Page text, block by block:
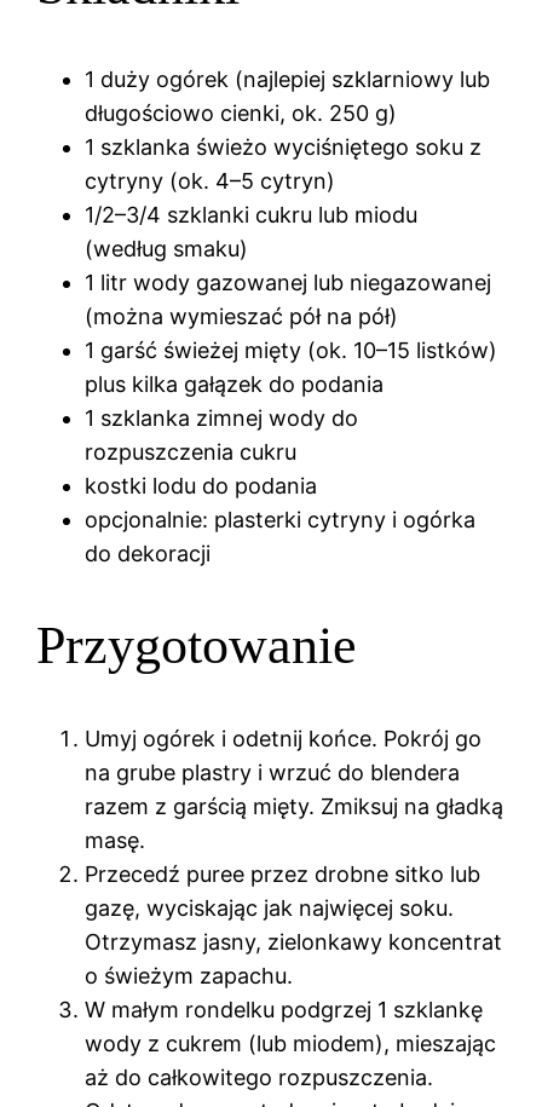
1 duży ogórek (najlepiej szklarniowy lub
długościowo cienki, ok. 250 g)
1 szklanka świeżo wyciśniętego soku z
cytryny (ok. 4–5 cytryn)
1/2–3/4 szklanki cukru lub miodu
(według smaku)
1 litr wody gazowanej lub niegazowanej
(można wymieszać pół na pół)
1 garść świeżej mięty (ok. 10–15 listków)
plus kilka gałązek do podania
1 szklanka zimnej wody do
rozpuszczenia cukru
kostki lodu do podania
opcjonalnie: plasterki cytryny i ogórka
do dekoracji
Przygotowanie
Umyj ogórek i odetnij końce. Pokrój go
na grube plastry i wrzuć do blendera
razem z garścią mięty. Zmiksuj na gładką
masę.
Przecedź puree przez drobne sitko lub
gazę, wyciskając jak najwięcej soku.
Otrzymasz jasny, zielonkawy koncentrat
o świeżym zapachu.
W małym rondelku podgrzej 1 szklankę
wody z cukrem (lub miodem), mieszając
aż do całkowitego rozpuszczenia.